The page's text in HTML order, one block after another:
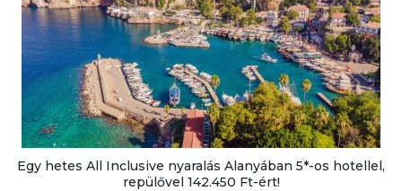
Egy hetes All Inclusive nyaralás Alanyában 5*-os hotellel,
repülővel 142.450 Ft-ért!